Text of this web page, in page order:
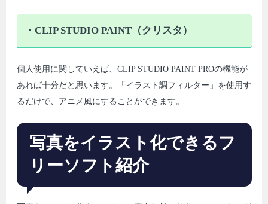
・CLIP STUDIO PAINT（クリスタ）
個人使用に関していえば、CLIP STUDIO PAINT PROの機能が
あれば十分だと思います。「イラスト調フィルター」を使用す
るだけで、アニメ風にすることができます。
写真をイラスト化できるフ
リーソフト紹介